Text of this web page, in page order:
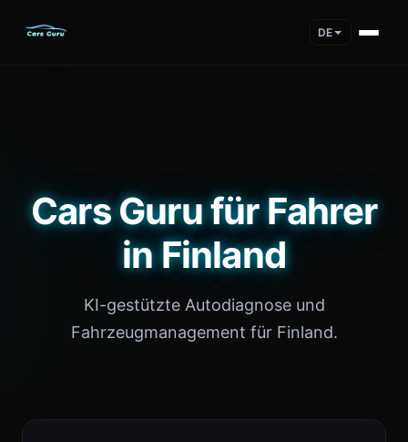
DE
Cars Guru für Fahrer
in Finland
KI-gestützte Autodiagnose und
Fahrzeugmanagement für Finland.